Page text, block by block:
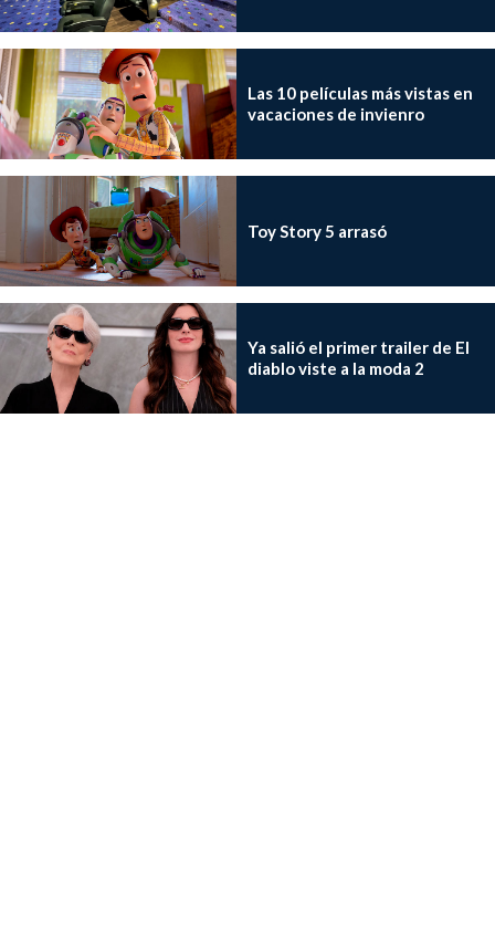
Las 10 películas más vistas en
vacaciones de invienro
Toy Story 5 arrasó
Ya salió el primer trailer de El
diablo viste a la moda 2